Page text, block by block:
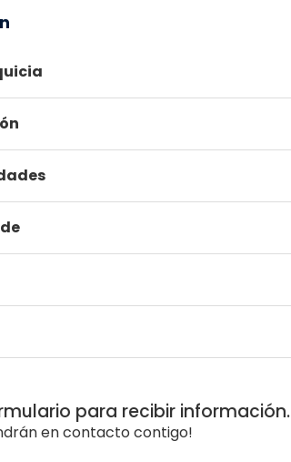
para recibir información.
en contacto contigo!